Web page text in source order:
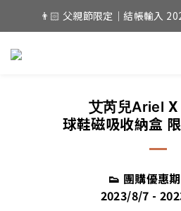
👨🏻 父親節限定｜結帳輸入
艾芮兒Ariel
球鞋磁吸收納盒
👟 團購優惠
2023/8/7 -